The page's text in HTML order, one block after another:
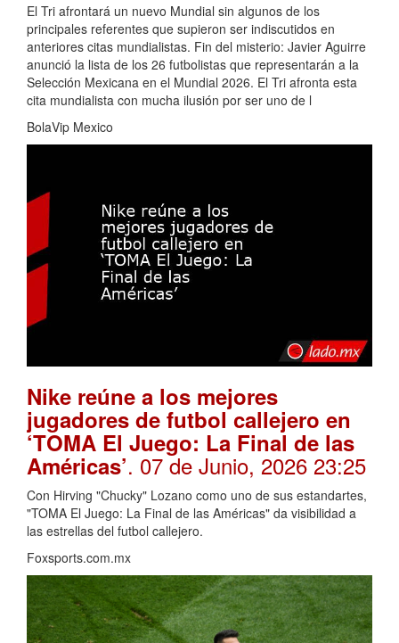
El Tri afrontará un nuevo Mundial sin algunos de los
principales referentes que supieron ser indiscutidos en
anteriores citas mundialistas. Fin del misterio: Javier Aguirre
anunció la lista de los 26 futbolistas que representarán a la
Selección Mexicana en el Mundial 2026. El Tri afronta esta
cita mundialista con mucha ilusión por ser uno de l
BolaVip Mexico
Nike reúne a los mejores
jugadores de futbol callejero en
‘TOMA El Juego: La Final de las
Américas’. 07 de Junio, 2026 23:25
Con Hirving "Chucky" Lozano como uno de sus estandartes,
"TOMA El Juego: La Final de las Américas" da visibilidad a
las estrellas del futbol callejero.
Foxsports.com.mx